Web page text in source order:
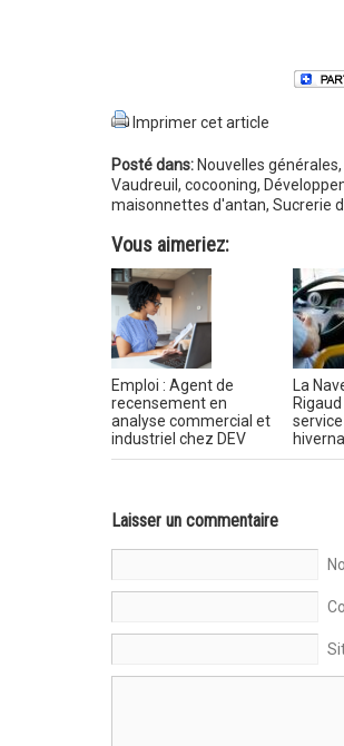
Imprimer cet article
Posté dans: Nouvelles générales,
Vaudreuil , cocooning,
maisonnettes d'antan, Sucrerie
Vous aimeriez:
Emploi : Agent de
recensement en
analyse commercial et
industriel chez DEV
La
Laisser un commentaire